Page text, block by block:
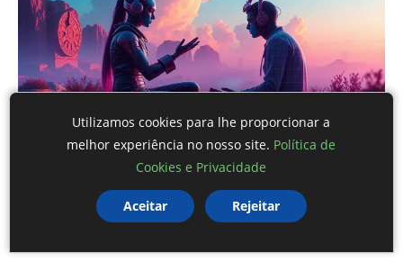
Google Gemini: Receitas Personalizadas em Chats
14 de fevereiro de 2025
Utilizamos cookies para lhe proporcionar a
melhor experiência no nosso site. Política de
Cookies e Privacidade
Aceitar Rejeitar